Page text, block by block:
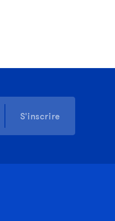
S'inscrire